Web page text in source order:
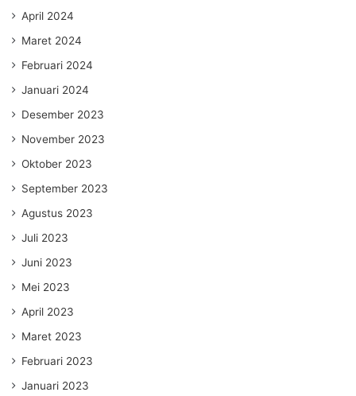
April 2024
Maret 2024
Februari 2024
Januari 2024
Desember 2023
November 2023
Oktober 2023
September 2023
Agustus 2023
Juli 2023
Juni 2023
Mei 2023
April 2023
Maret 2023
Februari 2023
Januari 2023